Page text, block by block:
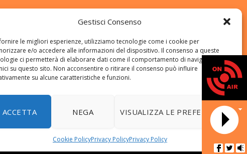
Gestisci Consenso
le migliori esperienze, utilizziamo tecnologie come i cookie per
e/o accedere alle informazioni del dispositivo. Il consenso a queste
ci permetterà di elaborare dati come il comportamento di navigazione o
su questo sito. Non acconsentire o ritirare il consenso può influire
su alcune caratteristiche e funzioni.
ACCETTA NEGA VISUALIZZA LE PREFERENZE
Cookie PolicyPrivacy PolicyPrivacy Policy
Programmi Riascolta il Notiziario locale Amici Viola
Radio